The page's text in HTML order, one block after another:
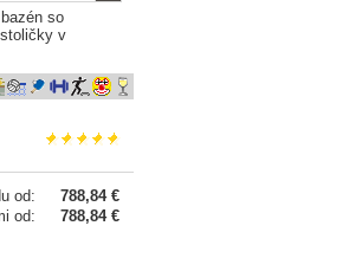
so
v
od:
788,84 €
od:
788,84 €